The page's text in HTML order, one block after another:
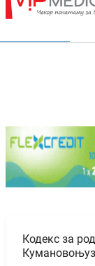
Кодекс за
Кумановоњуз